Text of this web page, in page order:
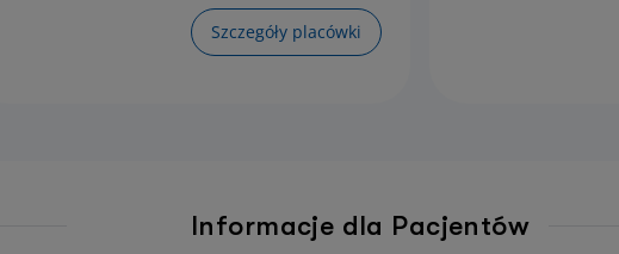
Szczegóły placówki
Informacje dla Pacjentów